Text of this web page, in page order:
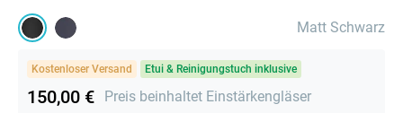
Matt Schwarz
Kostenloser Versand Etui & Reinigungstuch inklusive
150,00 € Preis beinhaltet Einstärkengläser